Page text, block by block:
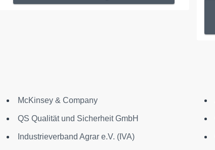
McKinsey & Company
QS Qualität und Sicherheit GmbH
Industrieverband Agrar e.V. (IVA)